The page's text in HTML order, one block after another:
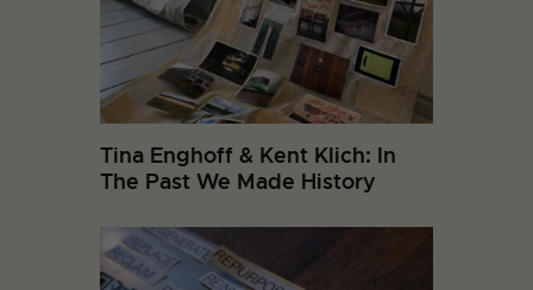
Tina Enghoff & Kent Klich: In
The Past We Made History